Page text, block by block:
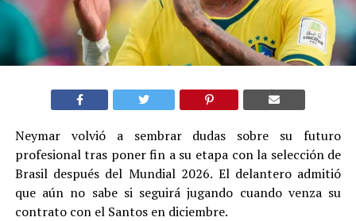
Neymar volvió a sembrar dudas sobre su futuro
profesional tras poner fin a su etapa con la selección de
Brasil después del Mundial 2026. El delantero admitió
que aún no sabe si seguirá jugando cuando venza su
contrato con el Santos en diciembre.